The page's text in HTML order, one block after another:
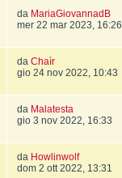
da MariaGiovannadB
mer 22 mar 2023, 16:26
da Chaìr
gio 24 nov 2022, 10:43
da Malatesta
gio 3 nov 2022, 16:33
da Howlinwolf
dom 2 ott 2022, 13:31